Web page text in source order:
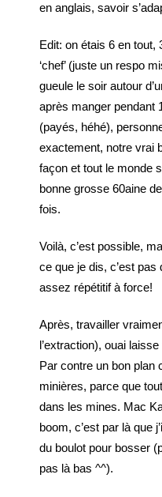
en anglais, savoir
Edit: on étais 6 en tout,
‘chef’ (juste un respo
gueule le soir autour
après manger pendant
(payés, héhé),
exactement, notre vrai
façon et tout le monde
bonne grosse 60aine
fois.
Voilà, c’est possible,
ce que je dis, c’est pas
assez répétitif à force!
Après, travailler
l’extraction), ouai
Par contre un bon plan
minières, parce que
dans les mines. Mac
boom, c’est par là que
du boulot pour bosser
pas là bas ^^).